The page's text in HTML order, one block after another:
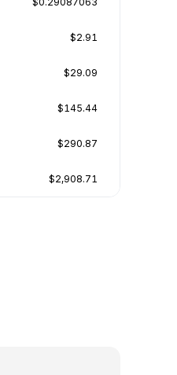
$2.91
$29.09
$145.44
$290.87
$2,908.71